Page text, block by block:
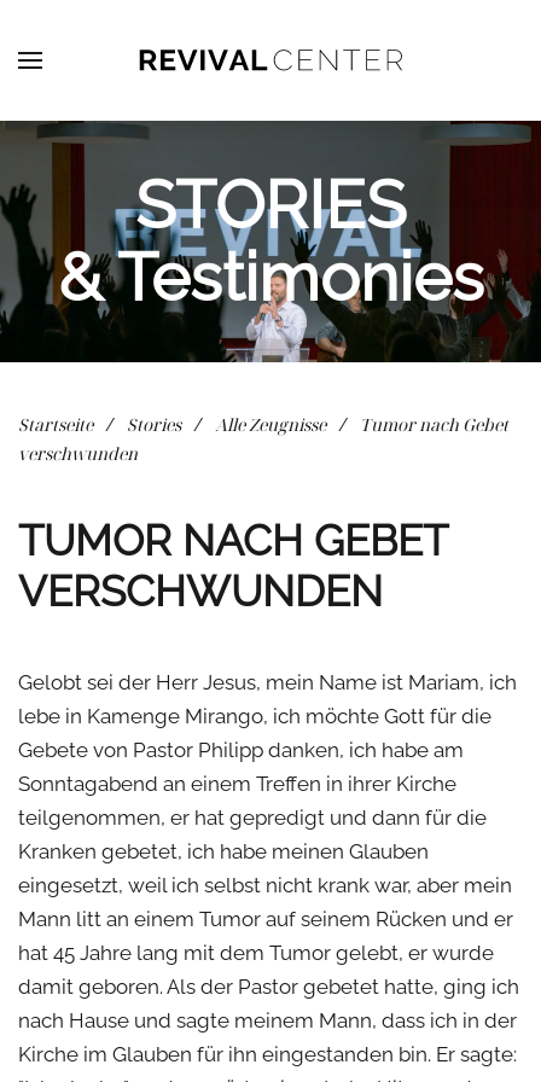
Zum Hauptinhalt springen
STORIES
& Testimonies
Startseite Stories Alle Zeugnisse
Tumor nach Gebet
verschwunden
TUMOR NACH GEBET
VERSCHWUNDEN
Gelobt sei der Herr Jesus, mein Name ist Mariam, ich
lebe in Kamenge Mirango, ich möchte Gott für die
Gebete von Pastor Philipp danken, ich habe am
Sonntagabend an einem Treffen in ihrer Kirche
teilgenommen, er hat gepredigt und dann für die
Kranken gebetet, ich habe meinen Glauben
eingesetzt, weil ich selbst nicht krank war, aber mein
Mann litt an einem Tumor auf seinem Rücken und er
hat 45 Jahre lang mit dem Tumor gelebt, er wurde
damit geboren. Als der Pastor gebetet hatte, ging ich
nach Hause und sagte meinem Mann, dass ich in der
Kirche im Glauben für ihn eingestanden bin. Er sagte: